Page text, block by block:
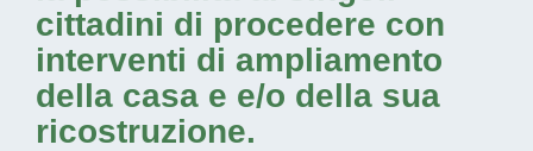
cittadini di procedere con
interventi di ampliamento
della casa e e/o della sua
ricostruzione.